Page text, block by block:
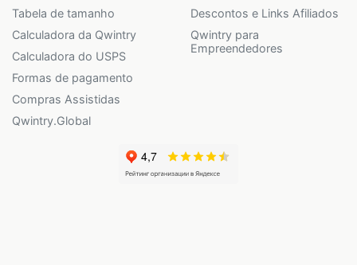
Tabela de tamanho
Calculadora da Qwintry
Calculadora do USPS
Formas de pagamento
Compras Assistidas
Qwintry.Global
Descontos e Links Afiliados
Qwintry para
Empreendedores